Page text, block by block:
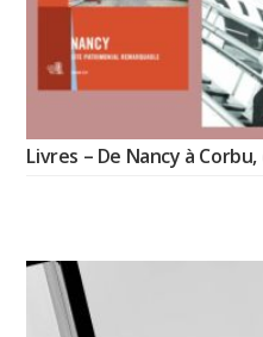
Livres – De Nancy à